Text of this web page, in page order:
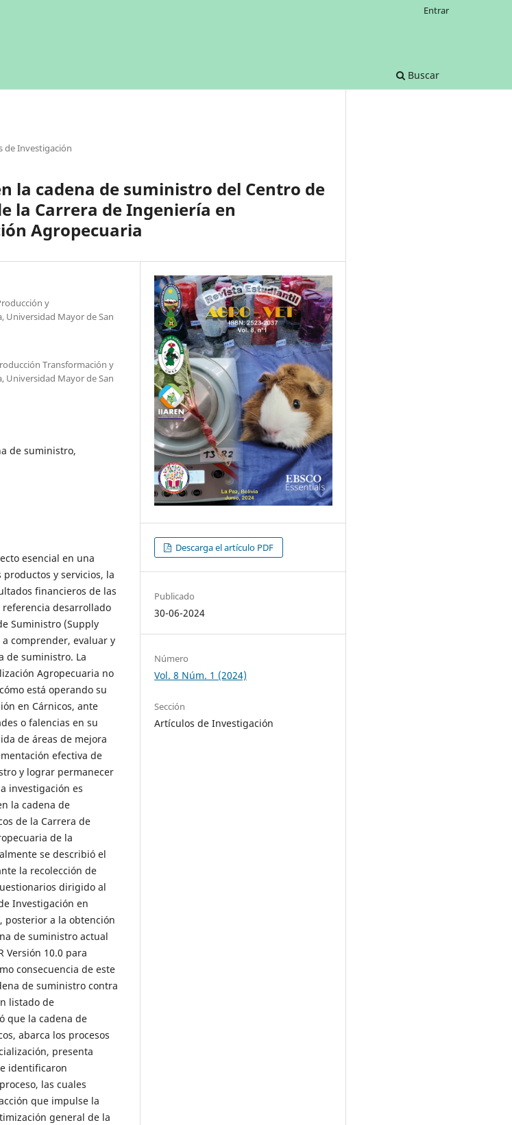
Buscar
Entrar
de Investigación
la cadena de suministro del Centro de
la Carrera de Ingeniería en
Agropecuaria
y
Universidad Mayor de San
Transformación y
Universidad Mayor de San
de suministro,
esencial en una
y servicios, la
financieros de las
referencia desarrollado
Suministro (Supply
comprender, evaluar y
de suministro. La
Agropecuaria no
está operando su
en Cárnicos, ante
o falencias en su
de áreas de mejora
efectiva de
y lograr permanecer
investigación es
la cadena de
de la Carrera de
de la
se describió el
la recolección de
dirigido al
Investigación en
posterior a la obtención
de suministro actual
Versión 10.0 para
consecuencia de este
de suministro contra
listado de
que la cadena de
abarca los procesos
presenta
identificaron
las cuales
que impulse la
general de la
Descarga el artículo PDF
Publicado
30-06-2024
Número
Vol. 8 Núm. 1 (2024)
Sección
Artículos de Investigación